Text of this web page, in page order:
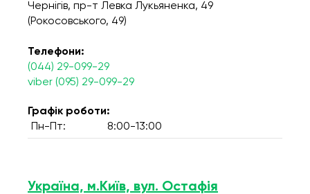
Чернігів, пр-т Левка Лукьяненка, 49
(Рокосовського, 49)
Телефони:
(044) 29-099-29
viber (095) 29-099-29
Графік роботи:
Пн-Пт:
8:00-13:00
Україна, м.Київ, вул. Остафія